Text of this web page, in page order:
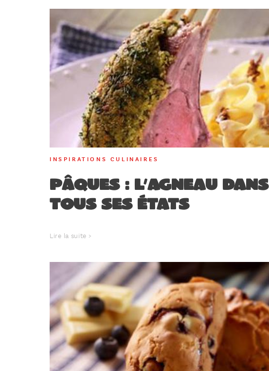
INSPIRATIONS CULINAIRES
Pâques : l’agneau dans
tous ses états
Lire la suite >